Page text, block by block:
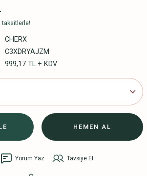
taksitlerle!
CHERX
C3XDRYAJZM
999,17 TL + KDV
HEMEN AL
Yorum Yaz Tavsiye Et